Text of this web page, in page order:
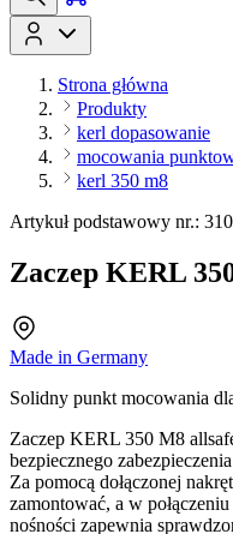
Strona główna
Produkty
kerl dopasowanie
mocowania
kerl 350 m8
Artykuł podstawowy nr.:
Zaczep KERL
Made in Germany
Solidny punkt mocowania
Zaczep KERL 350 M8
bezpiecznego
Za pomocą dołączonej
zamontować, a w
nośności zapewnia